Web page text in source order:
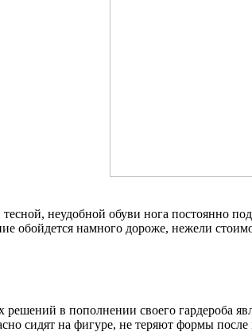
неудобной обуви нога постоянно
обойдется намного дороже, нежели
в пополнении своего гардероба
сидят на фигуре, не теряют формы